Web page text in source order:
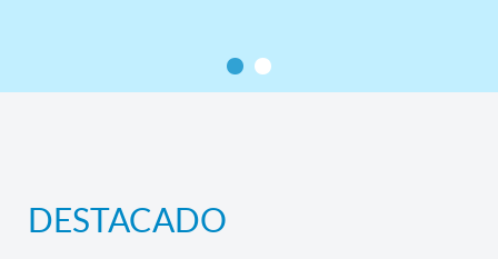
DESTACADO